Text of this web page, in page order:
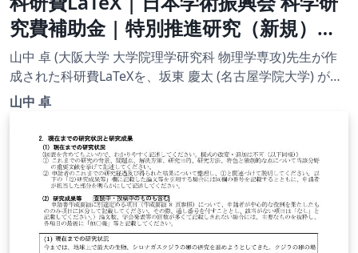
究費補助金 | 特別推進研究（新規）・
日本語版その１ | 2020.09.02
山中 卓 (大阪大学 大学院理学研究科 物理学専攻)先生が作
成された科研費LaTeXを、坂東 慶太 (名古屋学院大学) が了
承を得てテンプレート登録しています。 詳細はこちら↓を
u.ac.jp/~taku/kakenhiLaTeX/
山中 卓